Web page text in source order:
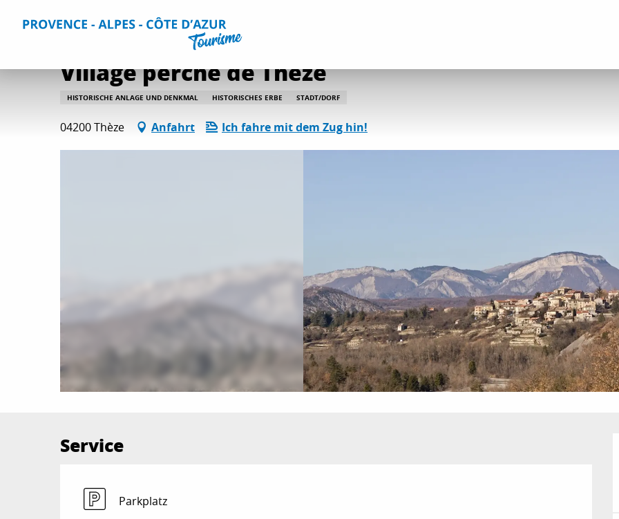
Home Aktivitäten Kultur und Bauerbe
Village perché de Thèze
HISTORISCHE ANLAGE UND DENKMAL HISTORISCHES ERBE STADT/DORF
04200 Thèze Anfahrt Ich fahre mit dem Zug hin!
Service
Parkplatz